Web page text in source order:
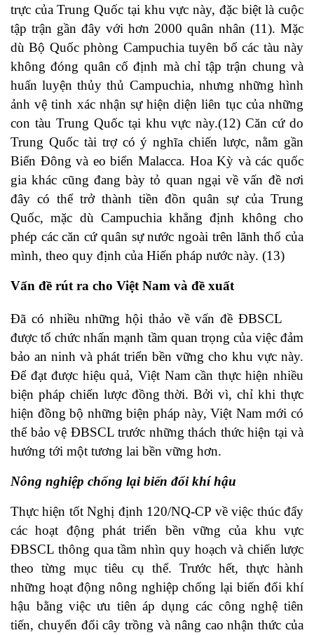
trực của Trung Quốc tại khu vực này, đặc biệt là cuộc
tập trận gần đây với hơn 2000 quân nhân (11). Mặc
dù Bộ Quốc phòng Campuchia tuyên bố các tàu này
không đóng quân cố định mà chỉ tập trận chung và
huấn luyện thủy thủ Campuchia, nhưng những hình
ảnh vệ tinh xác nhận sự hiện diện liên tục của những
con tàu Trung Quốc tại khu vực này.(12) Căn cứ do
Trung Quốc tài trợ có ý nghĩa chiến lược, nằm gần
Biển Đông và eo biển Malacca. Hoa Kỳ và các quốc
gia khác cũng đang bày tỏ quan ngại về vấn đề nơi
đây có thể trở thành tiền đồn quân sự của Trung
Quốc, mặc dù Campuchia khẳng định không cho
phép các căn cứ quân sự nước ngoài trên lãnh thổ của
mình, theo quy định của Hiến pháp nước này. (13)
Vấn đề rút ra cho Việt Nam và đề xuất
Đã có nhiều những hội thảo về vấn đề ĐBSCL
được tổ chức nhấn mạnh tầm quan trọng của việc đảm
bảo an ninh và phát triển bền vững cho khu vực này.
Để đạt được hiệu quả, Việt Nam cần thực hiện nhiều
biện pháp chiến lược đồng thời. Bởi vì, chỉ khi thực
hiện đồng bộ những biện pháp này, Việt Nam mới có
thể bảo vệ ĐBSCL trước những thách thức hiện tại và
hướng tới một tương lai bền vững hơn.
Nông nghiệp chống lại biến đổi khí hậu
Thực hiện tốt Nghị định 120/NQ-CP về việc thúc đẩy
các hoạt động phát triển bền vững của khu vực
ĐBSCL thông qua tầm nhìn quy hoạch và chiến lược
theo từng mục tiêu cụ thể. Trước hết, thực hành
những hoạt động nông nghiệp chống lại biến đổi khí
hậu bằng việc ưu tiên áp dụng các công nghệ tiên
tiến, chuyển đổi cây trồng và nâng cao nhận thức của